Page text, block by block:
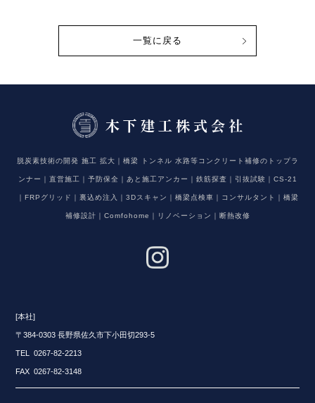
一覧に戻る
脱炭素技術の開発 施工 拡大｜橋梁 トンネル 水路等コンクリート補修のトップラ
ンナー｜直営施工｜予防保全｜あと施工アンカー｜鉄筋探査｜引抜試験｜CS-21
｜FRPグリッド｜裏込め注入｜3Dスキャン｜橋梁点検車｜コンサルタント｜橋梁
補修設計｜Comfohome｜リノベーション｜断熱改修
[本社]
〒384-0303 長野県佐久市下小田切293-5
TEL 0267-82-2213
FAX 0267-82-3148